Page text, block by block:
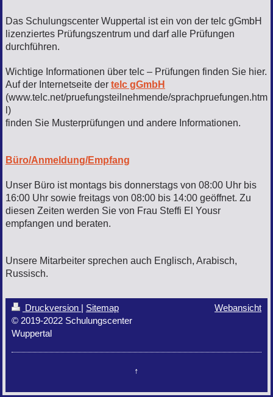
Das Schulungscenter Wuppertal ist ein von der telc gGmbH
lizenziertes Prüfungszentrum und darf alle Prüfungen
durchführen.
Wichtige Informationen über telc – Prüfungen finden Sie hier.
Auf der Internetseite der telc gGmbH
(www.telc.net/pruefungsteilnehmende/sprachpruefungen.htm
l)
finden Sie Musterprüfungen und andere Informationen.
Büro/Anmeldung/Empfang
Unser Büro ist montags bis donnerstags von 08:00 Uhr bis
16:00 Uhr sowie freitags von 08:00 bis 14:00 geöffnet. Zu
diesen Zeiten werden Sie von Frau Steffi El Yousr
empfangen und beraten.
Unsere Mitarbeiter sprechen auch Englisch, Arabisch,
Russisch.
Druckversion | Sitemap
© 2019-2022 Schulungscenter
Wuppertal
Webansicht
↑